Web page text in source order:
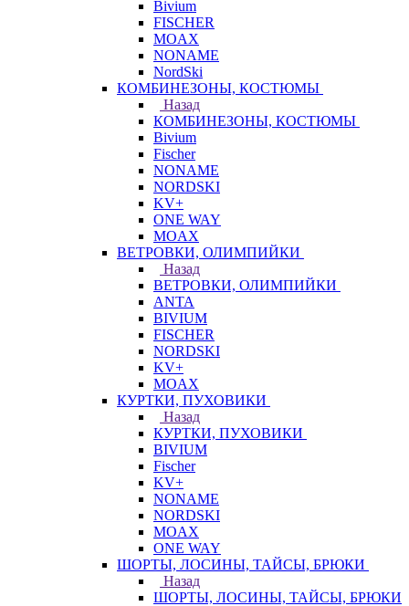
Bivium
FISCHER
MOAX
NONAME
NordSki
КОМБИНЕЗОНЫ, КОСТЮМЫ
Назад
КОМБИНЕЗОНЫ, КОСТЮМЫ
Bivium
Fischer
NONAME
NORDSKI
KV+
ONE WAY
MOAX
ВЕТРОВКИ, ОЛИМПИЙКИ
Назад
ВЕТРОВКИ, ОЛИМПИЙКИ
ANTA
BIVIUM
FISCHER
NORDSKI
KV+
MOAX
КУРТКИ, ПУХОВИКИ
Назад
КУРТКИ, ПУХОВИКИ
BIVIUM
Fischer
KV+
NONAME
NORDSKI
MOAX
ONE WAY
ШОРТЫ, ЛОСИНЫ, ТАЙСЫ, БРЮКИ
Назад
ШОРТЫ, ЛОСИНЫ, ТАЙСЫ, БРЮКИ